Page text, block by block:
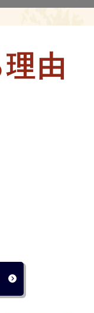
由